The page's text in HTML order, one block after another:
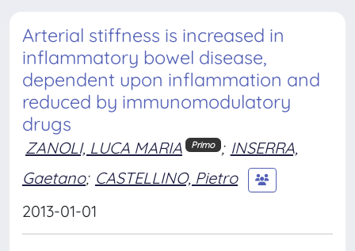
Arterial stiffness is increased in
inflammatory bowel disease,
dependent upon inflammation and
reduced by immunomodulatory
drugs
ZANOLI, LUCA MARIA Primo ; INSERRA,
Gaetano; CASTELLINO, Pietro
2013-01-01